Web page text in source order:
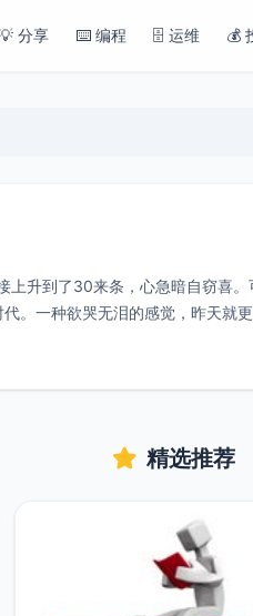
分享 ⌨️ 编程 🗄️ 运维 💰
上升到了30来条，心急暗自窃喜
。一种欲哭无泪的感觉，昨天就
精选推荐